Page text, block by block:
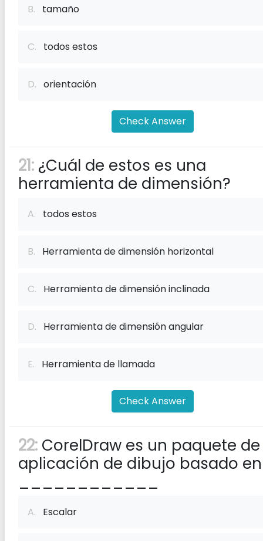
B. tamaño
C. todos estos
D. orientación
Check Answer
21: ¿Cuál de estos es una
herramienta de dimensión?
A. todos estos
B. Herramienta de dimensión horizontal
C. Herramienta de dimensión inclinada
D. Herramienta de dimensión angular
E. Herramienta de llamada
Check Answer
22: CorelDraw es un paquete de
aplicación de dibujo basado en
____________
A. Escalar